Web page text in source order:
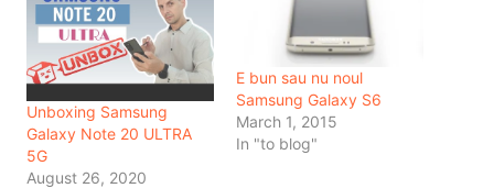
Unboxing Samsung
Galaxy Note 20 ULTRA
5G
August 26, 2020
E bun sau nu noul
Samsung Galaxy S6
March 1, 2015
In "to blog"